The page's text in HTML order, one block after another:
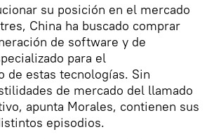
su posición en el mercado
China ha buscado comprar
de software y de
para el
de estas tecnologías. Sin
de mercado del llamado
apunta Morales, contienen sus
episodios.